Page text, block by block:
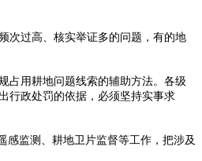
次过高、核实举证多的问题，有的地
占用耕地问题线索的辅助方法。各级
行政处罚的依据，必须坚持实事求
感监测、耕地卫片监督等工作，把涉及